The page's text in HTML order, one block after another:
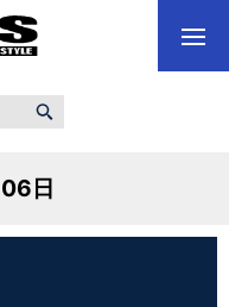
日